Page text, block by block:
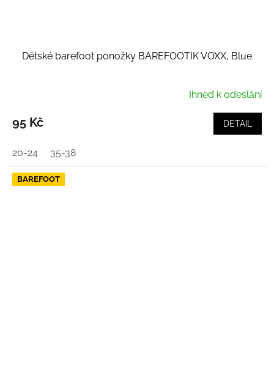
Dětské barefoot ponožky BAREFOOTIK VOXX, Blue
Ihned k odeslání
95 Kč DETAIL
20-24 35-38
BAREFOOT